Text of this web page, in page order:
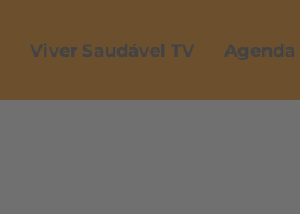
Viver Saudável TV Agenda